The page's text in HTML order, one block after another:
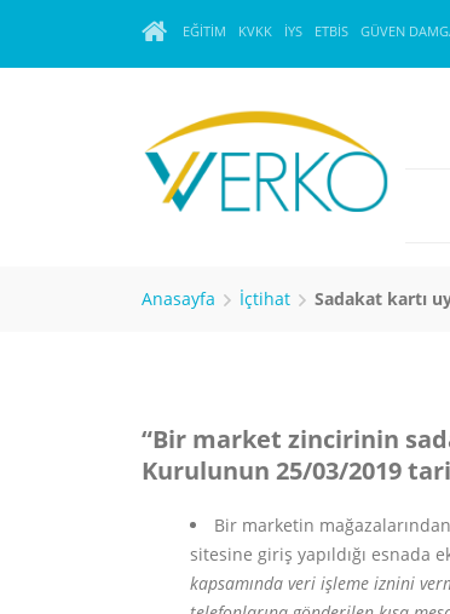
EĞITIM KVKK İYS ETBİS GÜVEN
Anasayfa İçtihat Sadakat kartı
“Bir market zincirinin
Kurulunun 25/03/2019
Bir marketin
sitesine giriş yapıldığı esnada
kapsamında veri işleme iznini